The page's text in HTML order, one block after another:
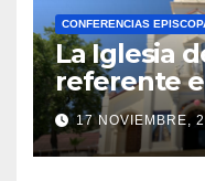
CONFERENCIAS
La Iglesia
referente
gracias a
17 NOVIEMBRE,